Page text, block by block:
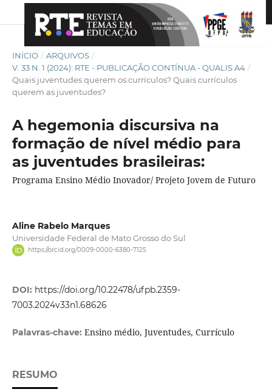
INÍCIO / ARQUIVOS /
V. 33 N. 1 (2024): RTE - PUBLICAÇÃO CONTÍNUA - QUALIS A4 /
Quais juventudes querem os currículos? Quais currículos
querem as juventudes?
A hegemonia discursiva na
formação de nível médio para
as juventudes brasileiras:
Programa Ensino Médio Inovador/ Projeto Jovem de Futuro
Aline Rabelo Marques
Universidade Federal de Mato Grosso do Sul
https://orcid.org/0009-0000-6380-7125
DOI: https://doi.org/10.22478/ufpb.2359-
7003.2024v33n1.68626
Palavras-chave: Ensino médio, Juventudes, Currículo
RESUMO